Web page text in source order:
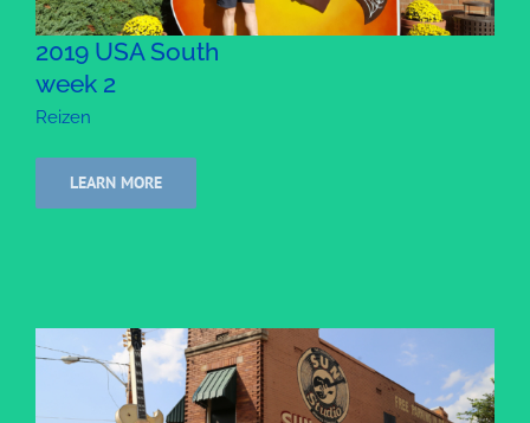
2019 USA South
week 2
Reizen
LEARN MORE